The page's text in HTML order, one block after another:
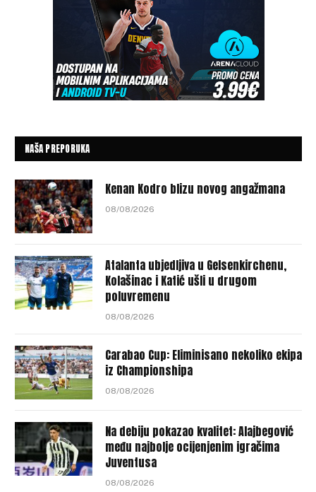
NAŠA PREPORUKA
Kenan Kodro blizu novog angažmana
08/08/2026
Atalanta ubjedljiva u Gelsenkirchenu,
Kolašinac i Katić ušli u drugom
poluvremenu
08/08/2026
Carabao Cup: Eliminisano nekoliko ekipa
iz Championshipa
08/08/2026
Na debiju pokazao kvalitet: Alajbegović
među najbolje ocijenjenim igračima
Juventusa
08/08/2026